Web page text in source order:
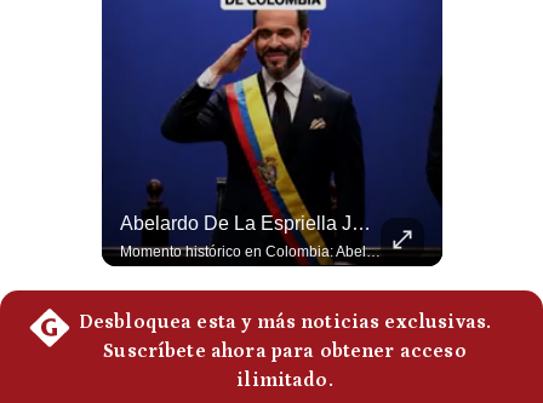
Abelardo De La Espriella Juramenta Como Nuevo Presidente | Gestión Mundo
Momento histórico en Colombia: Abelardo de la Espriella prestó juramento y recibió la banda presidencial en la Arena USC de Cali, convirtiéndose oficialmente en el nuevo Presidente de la República para el periodo 2026-2030. Por primera vez en la historia reciente del país, la investidura presidencial se celebró fuera de Bogotá. ¿Qué opinas del inicio de este nuevo mandato constitucional? #DeLaEspriella #Colombia #PosesionPresidencial #Cali #Shorts 👉 Suscríbete y activa la campana para no perderte nuestro análisis diario. 🌎 Síguenos en nuestras redes sociales: 📌 Web oficial: https://gestion.pe/mundo/ 📌 LinkedIn: http://bit.ly/3HYIET0 📌 X (Twitter): http://bit.ly/4noZtX9 📌 TikTok: http://bit.ly/4evB6TO